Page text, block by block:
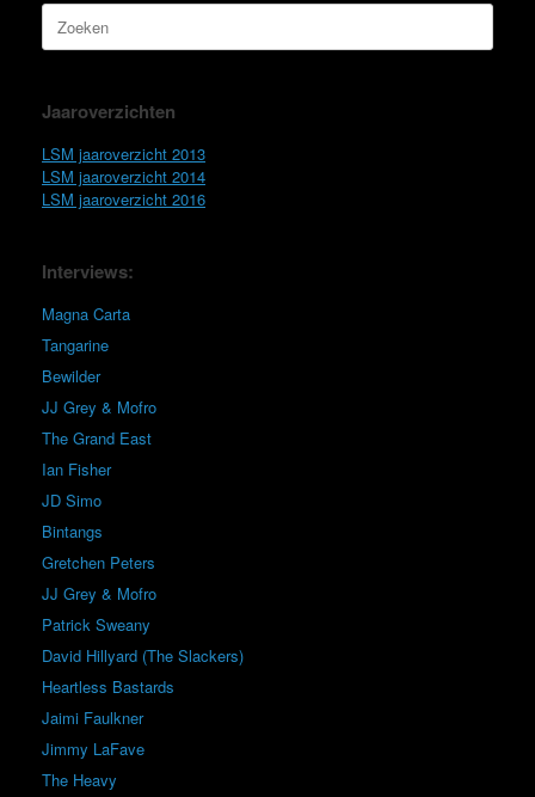
Zoeken
naar:
Jaaroverzichten
LSM jaaroverzicht 2013
LSM jaaroverzicht 2014
LSM jaaroverzicht 2016
Interviews:
Magna Carta
Tangarine
Bewilder
JJ Grey & Mofro
The Grand East
Ian Fisher
JD Simo
Bintangs
Gretchen Peters
JJ Grey & Mofro
Patrick Sweany
David Hillyard (The Slackers)
Heartless Bastards
Jaimi Faulkner
Jimmy LaFave
The Heavy